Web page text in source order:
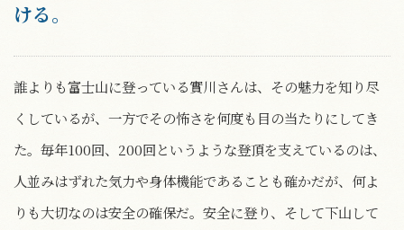
ける。
誰よりも富士山に登っている實川さんは、その魅力を知り尽
くしているが、一方でその怖さを何度も目の当たりにしてき
た。毎年100回、200回というような登頂を支えているのは、
人並みはずれた気力や身体機能であることも確かだが、何よ
りも大切なのは安全の確保だ。安全に登り、そして下山して